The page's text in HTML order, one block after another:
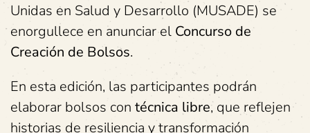
Unidas en Salud y Desarrollo (MUSADE) se
enorgullece en anunciar el Concurso de
Creación de Bolsos.
En esta edición, las participantes podrán
elaborar bolsos con técnica libre, que reflejen
historias de resiliencia y transformación